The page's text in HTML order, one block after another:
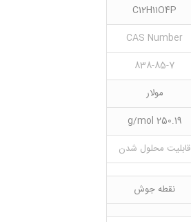
C12H11O4P
CAS Number
838-85-7
مولار
250.19 g/mol
قابلیت محلول شدن
نقطه جوش